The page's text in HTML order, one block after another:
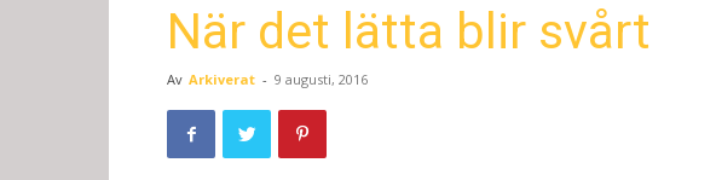
När det lätta blir svårt
Av Arkiverat - 9 augusti, 2016